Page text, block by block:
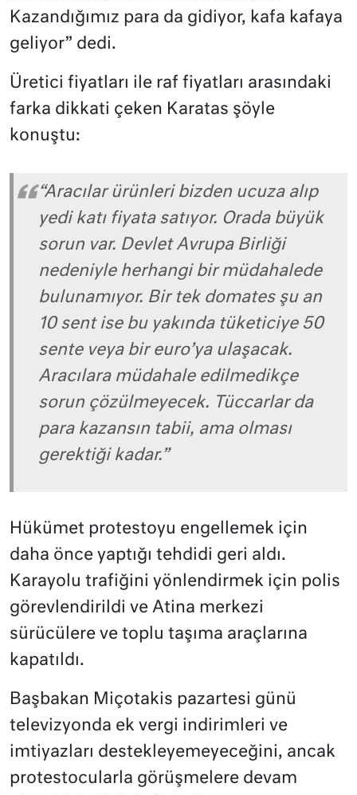
Kazandığımız para da gidiyor, kafa kafaya
geliyor” dedi.
Üretici fiyatları ile raf fiyatları arasındaki
farka dikkati çeken Karatas şöyle
konuştu:
“Aracılar ürünleri bizden ucuza alıp
yedi katı fiyata satıyor. Orada büyük
sorun var. Devlet Avrupa Birliği
nedeniyle herhangi bir müdahalede
bulunamıyor. Bir tek domates şu an
10 sent ise bu yakında tüketiciye 50
sente veya bir euro’ya ulaşacak.
Aracılara müdahale edilmedikçe
sorun çözülmeyecek. Tüccarlar da
para kazansın tabii, ama olması
gerektiği kadar.”
Hükümet protestoyu engellemek için
daha önce yaptığı tehdidi geri aldı.
Karayolu trafiğini yönlendirmek için polis
görevlendirildi ve Atina merkezi
sürücülere ve toplu taşıma araçlarına
kapatıldı.
Başbakan Miçotakis pazartesi günü
televizyonda ek vergi indirimleri ve
imtiyazları destekleyemeyeceğini, ancak
protestocularla görüşmelere devam